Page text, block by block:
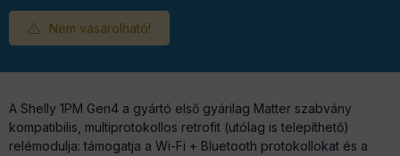
Nem vásárolható!
A Shelly 1PM Gen4 a gyártó első gyárilag Matter szabvány
kompatibilis, multiprotokollos retrofit (utólag is telepíthető)
relémodulja: támogatja a Wi-Fi + Bluetooth protokollokat és a